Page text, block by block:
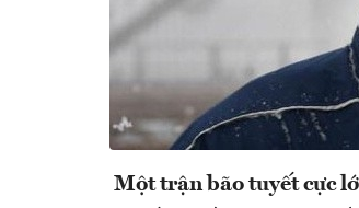
Một trận bão tuyết cực